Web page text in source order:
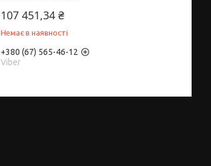
107 451,34 ₴
Немає в наявності
+380 (67) 565-46-12
Viber